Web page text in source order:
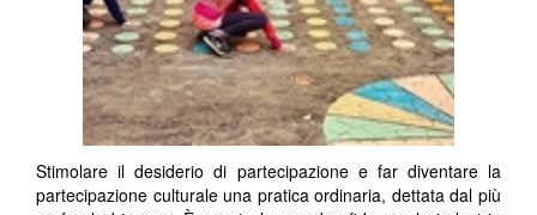
Stimolare il desiderio di partecipazione e far diventare la
partecipazione culturale una pratica ordinaria, dettata dal più